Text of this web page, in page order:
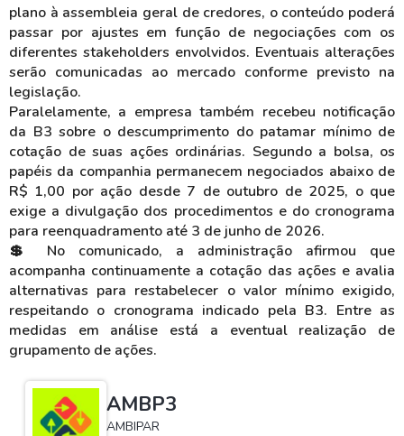
plano à assembleia geral de credores, o conteúdo poderá
passar por ajustes em função de negociações com os
diferentes stakeholders envolvidos. Eventuais alterações
serão comunicadas ao mercado conforme previsto na
legislação.
Paralelamente, a empresa também recebeu notificação
da B3 sobre o descumprimento do patamar mínimo de
cotação de suas ações ordinárias. Segundo a bolsa, os
papéis da companhia permanecem negociados abaixo de
R$ 1,00 por ação desde 7 de outubro de 2025, o que
exige a divulgação dos procedimentos e do cronograma
para reenquadramento até 3 de junho de 2026.
💲 No comunicado, a administração afirmou que
acompanha continuamente a cotação das ações e avalia
alternativas para restabelecer o valor mínimo exigido,
respeitando o cronograma indicado pela B3. Entre as
medidas em análise está a eventual realização de
grupamento de ações.
AMBP3
AMBIPAR